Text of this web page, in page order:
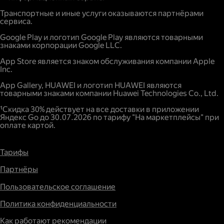
Повышенный спрос.
Транспортные и иные услуги оказываются партнёрами
сервиса.
Google Play и логотип Google Play являются товарными
знаками корпорации Google LLC.
App Store является знаком обслуживания компании Apple
Inc.
App Gallery, HUAWEI и логотип HUAWEI являются
товарными знаками компании Huawei Technologies Co., Ltd.
¹Скидка 30% действует на все доставки в приложении
Яндекс Go до 30.07.2026 по тарифу "На маркетплейсы" при
оплате картой.
Тарифы
Партнёры
Пользовательское соглашение
Политика конфиденциальности
Как работают рекомендации